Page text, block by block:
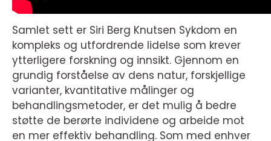
Samlet sett er Siri Berg Knutsen Sykdom en
kompleks og utfordrende lidelse som krever
ytterligere forskning og innsikt. Gjennom en
grundig forståelse av dens natur, forskjellige
varianter, kvantitative målinger og
behandlingsmetoder, er det mulig å bedre
støtte de berørte individene og arbeide mot
en mer effektiv behandling. Som med enhver